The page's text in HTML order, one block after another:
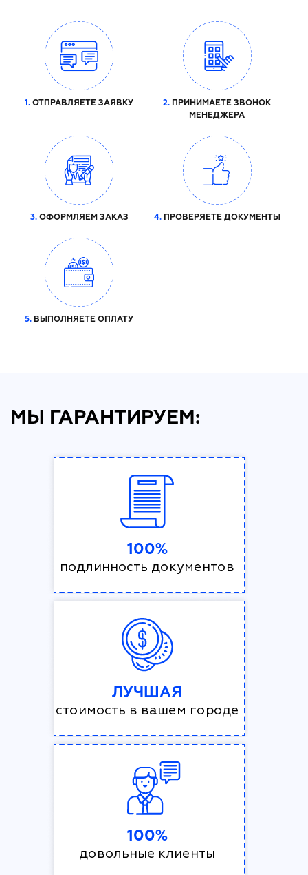
1. ОТПРАВЛЯЕТЕ ЗАЯВКУ 2. ПРИНИМАЕТЕ ЗВОНОК
МЕНЕДЖЕРА
3.ОФОРМЛЯЕМ ЗАКАЗ 4.ПРОВЕРЯЕТЕ ДОКУМЕНТЫ
5. ВЫПОЛНЯЕТЕ ОПЛАТУ
МЫ ГАРАНТИРУЕМ:
100%
подлинность документов
ЛУЧШАЯ
стоимость в вашем городе
100%
довольные клиенты